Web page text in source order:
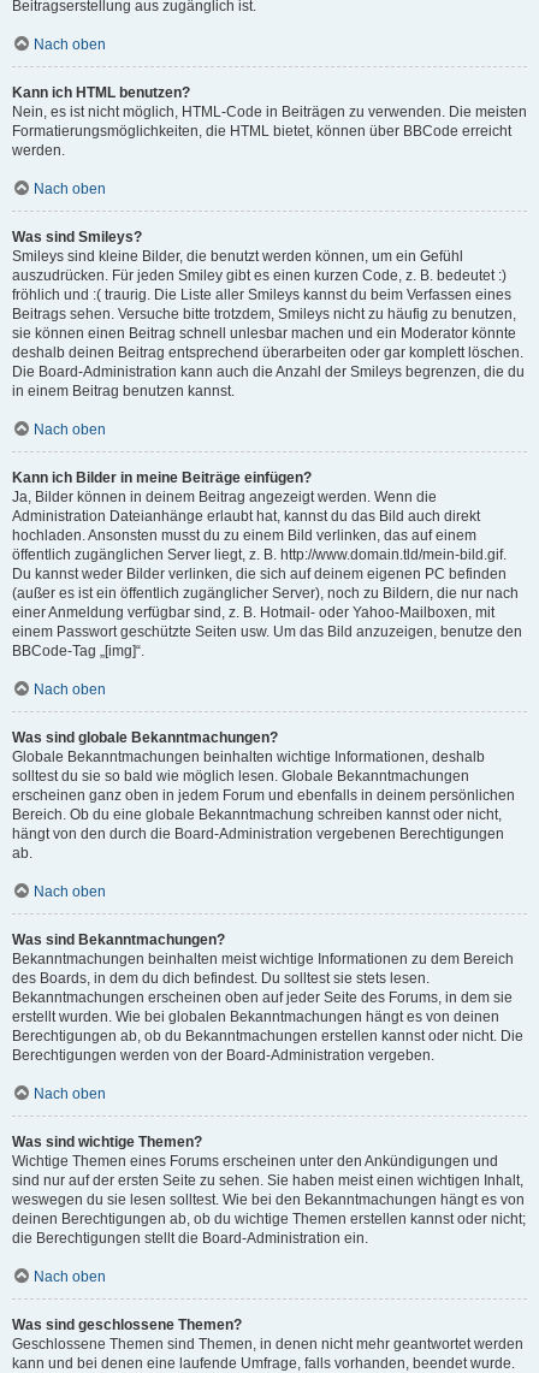
Beitragserstellung aus zugänglich ist.
Nach oben
Kann ich HTML benutzen?
Nein, es ist nicht möglich, HTML-Code in Beiträgen zu verwenden. Die meisten
Formatierungsmöglichkeiten, die HTML bietet, können über BBCode erreicht
werden.
Nach oben
Was sind Smileys?
Smileys sind kleine Bilder, die benutzt werden können, um ein Gefühl
auszudrücken. Für jeden Smiley gibt es einen kurzen Code, z. B. bedeutet :)
fröhlich und :( traurig. Die Liste aller Smileys kannst du beim Verfassen eines
Beitrags sehen. Versuche bitte trotzdem, Smileys nicht zu häufig zu benutzen,
sie können einen Beitrag schnell unlesbar machen und ein Moderator könnte
deshalb deinen Beitrag entsprechend überarbeiten oder gar komplett löschen.
Die Board-Administration kann auch die Anzahl der Smileys begrenzen, die du
in einem Beitrag benutzen kannst.
Nach oben
Kann ich Bilder in meine Beiträge einfügen?
Ja, Bilder können in deinem Beitrag angezeigt werden. Wenn die
Administration Dateianhänge erlaubt hat, kannst du das Bild auch direkt
hochladen. Ansonsten musst du zu einem Bild verlinken, das auf einem
öffentlich zugänglichen Server liegt, z. B. http://www.domain.tld/mein-bild.gif.
Du kannst weder Bilder verlinken, die sich auf deinem eigenen PC befinden
(außer es ist ein öffentlich zugänglicher Server), noch zu Bildern, die nur nach
einer Anmeldung verfügbar sind, z. B. Hotmail- oder Yahoo-Mailboxen, mit
einem Passwort geschützte Seiten usw. Um das Bild anzuzeigen, benutze den
BBCode-Tag „[img]“.
Nach oben
Was sind globale Bekanntmachungen?
Globale Bekanntmachungen beinhalten wichtige Informationen, deshalb
solltest du sie so bald wie möglich lesen. Globale Bekanntmachungen
erscheinen ganz oben in jedem Forum und ebenfalls in deinem persönlichen
Bereich. Ob du eine globale Bekanntmachung schreiben kannst oder nicht,
hängt von den durch die Board-Administration vergebenen Berechtigungen
ab.
Nach oben
Was sind Bekanntmachungen?
Bekanntmachungen beinhalten meist wichtige Informationen zu dem Bereich
des Boards, in dem du dich befindest. Du solltest sie stets lesen.
Bekanntmachungen erscheinen oben auf jeder Seite des Forums, in dem sie
erstellt wurden. Wie bei globalen Bekanntmachungen hängt es von deinen
Berechtigungen ab, ob du Bekanntmachungen erstellen kannst oder nicht. Die
Berechtigungen werden von der Board-Administration vergeben.
Nach oben
Was sind wichtige Themen?
Wichtige Themen eines Forums erscheinen unter den Ankündigungen und
sind nur auf der ersten Seite zu sehen. Sie haben meist einen wichtigen Inhalt,
weswegen du sie lesen solltest. Wie bei den Bekanntmachungen hängt es von
deinen Berechtigungen ab, ob du wichtige Themen erstellen kannst oder nicht;
die Berechtigungen stellt die Board-Administration ein.
Nach oben
Was sind geschlossene Themen?
Geschlossene Themen sind Themen, in denen nicht mehr geantwortet werden
kann und bei denen eine laufende Umfrage, falls vorhanden, beendet wurde.